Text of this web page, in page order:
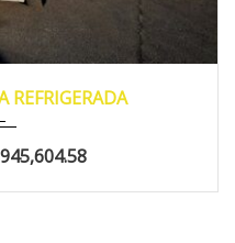
REFRIGERADA